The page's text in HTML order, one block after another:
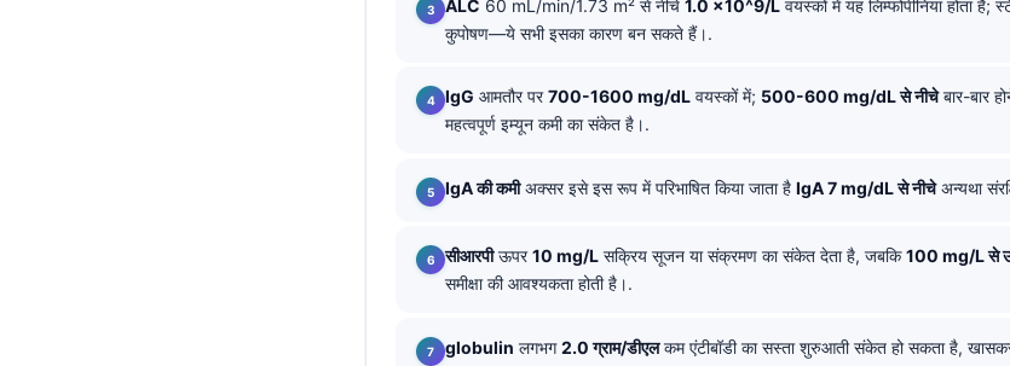
ALC 60 mL/min/1.73 m² से नीचे 1.0 ×10^9/L वयस्कों में यह लिम्फोपीनिया होता है;
कुपोषण—ये सभी इसका कारण बन सकते हैं।.
IgG आमतौर पर700-1600 mg/dL वयस्कों में; 500-600 mg/dL से नीचेबार-बार
महत्वपूर्ण इम्यून कमी का संकेत है।.
IgA की कमीअक्सर इसे इस रूप में परिभाषित किया जाता है IgA 7 mg/dL से नीचेअन्यथा
सीआरपीऊपर10 mg/L सक्रिय सूजन या संक्रमण का संकेत देता है, जबकि100 mg/L से
समीक्षा की आवश्यकता होती है।.
globulin लगभग2.0 ग्राम/डीएलकम एंटीबॉडी का सस्ता शुरुआती संकेत हो सकता है,